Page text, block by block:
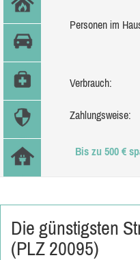
Personen im
Verbrauch:
Zahlungsweise:
Bis zu 500 €
Die günstigsten
(PLZ 20095)